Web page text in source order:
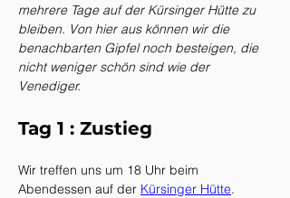
mehrere Tage auf der Kürsinger Hütte zu
bleiben. Von hier aus können wir die
benachbarten Gipfel noch besteigen, die
nicht weniger schön sind wie der
Venediger.
Tag 1 : Zustieg
Wir treffen uns um 18 Uhr beim
Abendessen auf der Kürsinger Hütte.